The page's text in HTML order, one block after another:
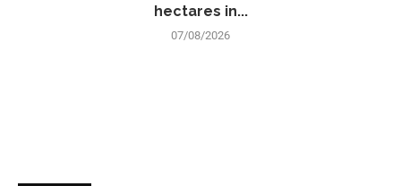
hectares in...
07/08/2026